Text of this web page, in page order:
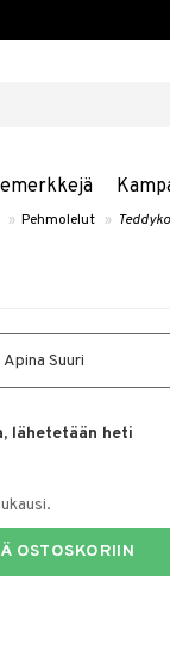
» Pehmolelut »
Suuri
lähetetään heti
OSTOSKORIIN